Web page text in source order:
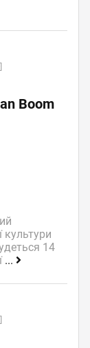
Boom
культури
14
...